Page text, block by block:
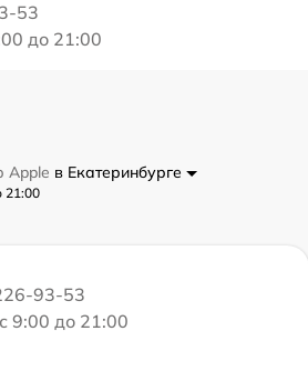
53
до 21:00
Apple в Екатеринбурге
21:00
93-53
9:00 до 21:00